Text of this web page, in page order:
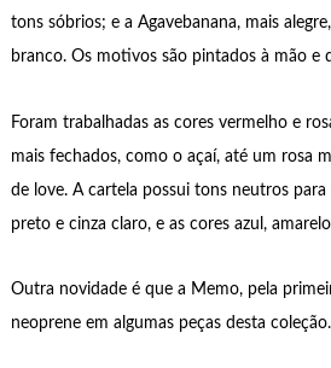
tons sóbrios; e a Agavebanana, mais
branco. Os motivos são pintados à mão e
Foram trabalhadas as cores vermelho e
mais fechados, como o açaí, até um rosa
de love. A cartela possui tons neutros
preto e cinza claro, e as cores azul,
Outra novidade é que a Memo, pela
neoprene em algumas peças desta coleção.